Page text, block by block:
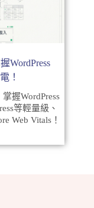
WordPress
！
握WordPress
等輕量級、
Web Vitals！